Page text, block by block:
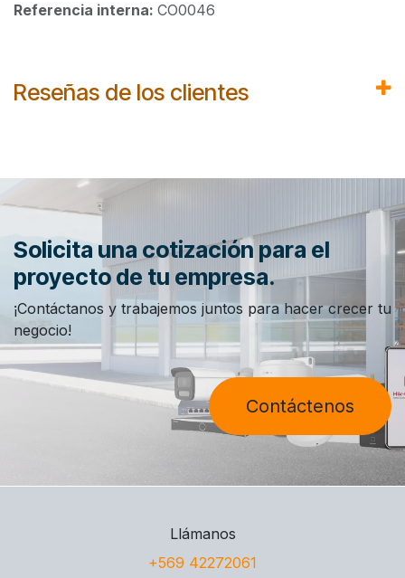
Referencia interna: CO0046
Reseñas de los clientes
Solicita una cotización para el
proyecto de tu empresa.
¡Contáctanos y trabajemos juntos para hacer crecer tu
negocio!
Contáctenos
Llámanos
+569 42272061